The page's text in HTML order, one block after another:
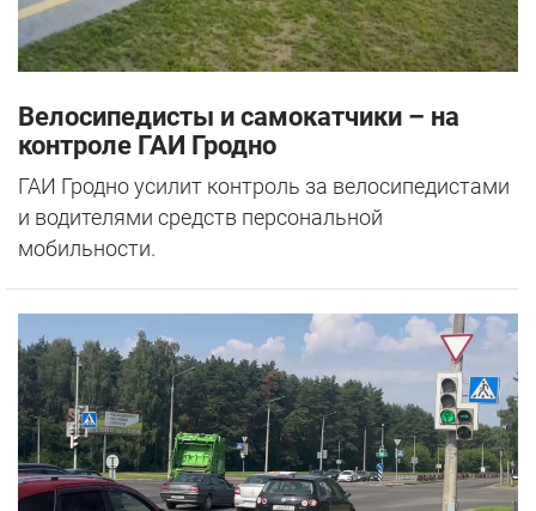
Велосипедисты и самокатчики – на
контроле ГАИ Гродно
ГАИ Гродно усилит контроль за велосипедистами
и водителями средств персональной
мобильности.